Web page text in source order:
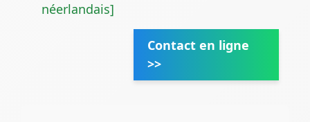
néerlandais]
Contact en ligne
>>